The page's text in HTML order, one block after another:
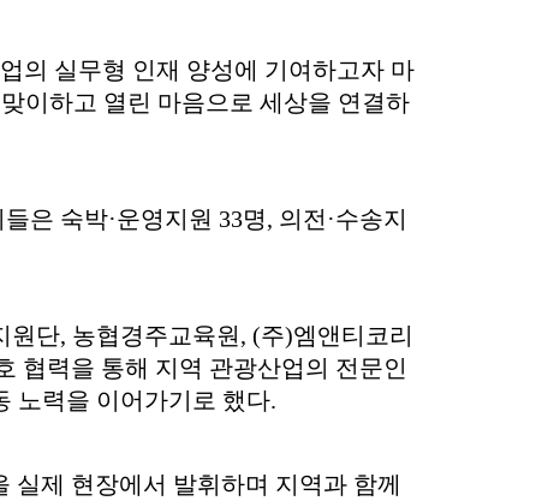
의 실무형 인재 양성에 기여하고자 마
맞이하고 열린 마음으로 세상을 연결하
은 숙박·운영지원 33명, 의전·수송지
단, 농협경주교육원, (주)엠앤티코리
협력을 통해 지역 관광산업의 전문인
노력을 이어가기로 했다.
제 현장에서 발휘하며 지역과 함께